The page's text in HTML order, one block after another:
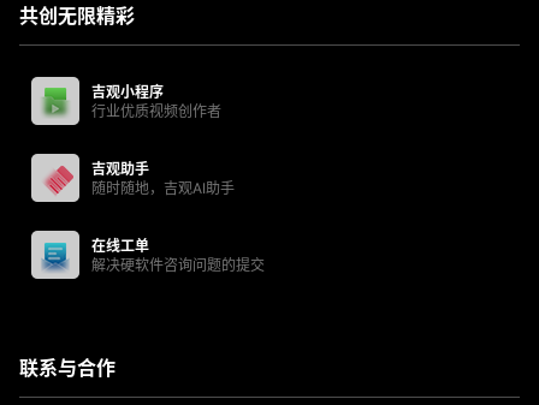
共创无限精彩
吉观小程序
行业优质视频创作者
吉观助手
随时随地，吉观AI助手
在线工单
解决硬软件咨询问题的提交
联系与合作